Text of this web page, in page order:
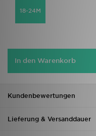
18-24M
In den Warenkorb
Kundenbewertungen
Lieferung & Versanddauer